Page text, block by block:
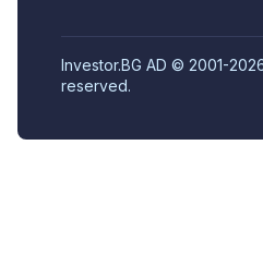
Investor.BG AD © 2001-
reserved.